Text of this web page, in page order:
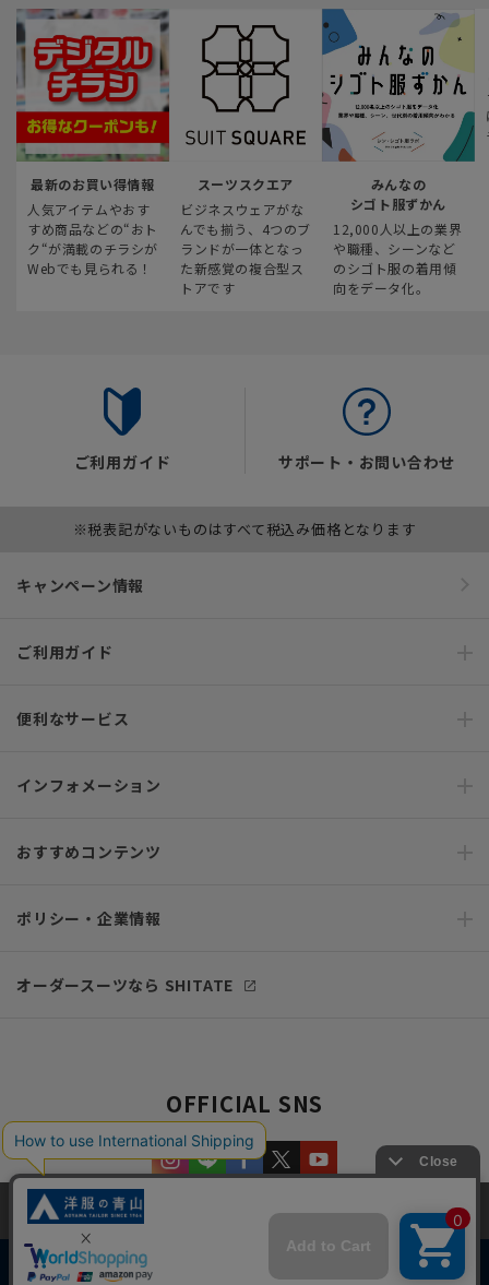
最新のお買い得情報
人気アイテムやおす
すめ商品などの“おト
ク“が満載のチラシが
Webでも見られる！
スーツスクエア
ビジネスウェアがな
んでも揃う、4つのブ
ランドが一体となっ
た新感覚の複合型ス
トアです
みんなの
シゴト服ずかん
12,000人以上の業界
や職種、シーンなど
のシゴト服の着用傾
向をデータ化。
ご利用ガイド サポート・お問い合わせ
※税表記がないものはすべて税込み価格となります
キャンペーン情報
ご利用ガイド
便利なサービス
インフォメーション
おすすめコンテンツ
ポリシー・企業情報
オーダースーツなら SHITATE
OFFICIAL SNS
当サイトでは、快適な閲覧体験とコンテンツ改善のためにCookieを使用
しています。閲覧を続けることで、Cookieの使用に同意したものとみな